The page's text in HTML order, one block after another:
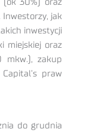
(ok 30%) oraz
jak
inwestycji
miejskiej oraz
mkw.), zakup
praw
do grudnia